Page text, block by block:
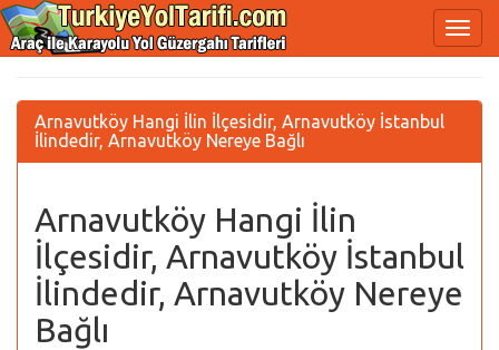
Arnavutköy Hangi İlin İlçesidir, Arnavutköy İstanbul
İlindedir, Arnavutköy Nereye Bağlı
Arnavutköy Hangi İlin
İlçesidir, Arnavutköy İstanbul
İlindedir, Arnavutköy Nereye
Bağlı